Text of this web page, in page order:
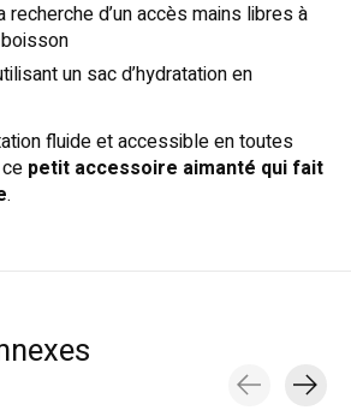
d’un accès mains libres à
un sac d’hydratation en
fluide et accessible en toutes
petit accessoire aimanté qui fait
.